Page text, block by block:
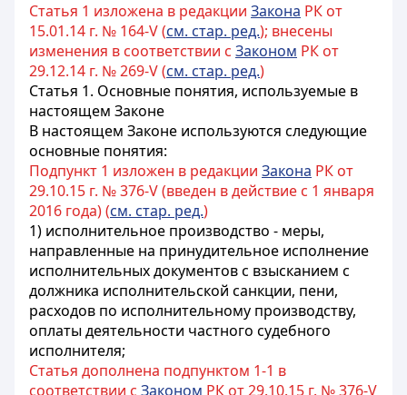
Статья 1 изложена в редакции Закона РК от
15.01.14 г. № 164-V (см. стар. ред.); внесены
изменения в соответствии с Законом РК от
29.12.14 г. № 269-V (см. стар. ред.)
Статья 1. Основные понятия, используемые в
настоящем Законе
В настоящем Законе используются следующие
основные понятия:
Подпункт 1 изложен в редакции Закона РК от
29.10.15 г. № 376-V (введен в действие с 1 января
2016 года) (см. стар. ред.)
1) исполнительное производство - меры,
направленные на принудительное исполнение
исполнительных документов с взысканием с
должника исполнительской санкции, пени,
расходов по исполнительному производству,
оплаты деятельности частного судебного
исполнителя;
Статья дополнена подпунктом 1-1 в
соответствии с Законом РК от 29.10.15 г. № 376-V